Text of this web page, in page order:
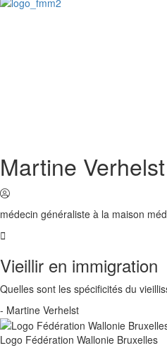
Martine Verhelst
médecin généraliste à la maison
Vieillir en immigration
Quelles sont les spécificités du
- Martine Verhelst
Logo Fédération Wallonie Bruxelles